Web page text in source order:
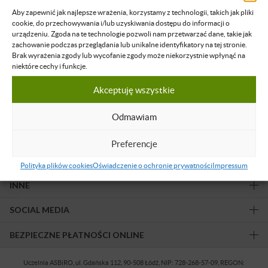
Aby zapewnić jak najlepsze wrażenia, korzystamy z technologii, takich jak pliki
cookie, do przechowywania i/lub uzyskiwania dostępu do informacji o
urządzeniu. Zgoda na te technologie pozwoli nam przetwarzać dane, takie jak
zachowanie podczas przeglądania lub unikalne identyfikatory na tej stronie.
Brak wyrażenia zgody lub wycofanie zgody może niekorzystnie wpłynąć na
niektóre cechy i funkcje.
Akceptuję wszystkie
Odmawiam
Preferencje
Polityka plików cookiesOświadczenie o ochronie prywatnościImpressum
sprawdź pełny kalendarz ASBiRO.
Obserwuj nas!
INNE
SOCIAL MEDIA
BEZPIECZNE PŁATNOŚCI ONLINE
Uczelnia ASBiRO, ul. Gdańska 112, 90-508 Łódź, NIP: 728-268-57-09, REGON: